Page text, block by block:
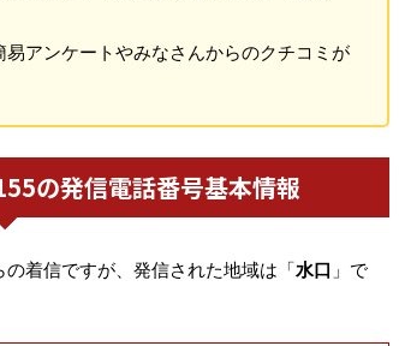
アンケートやみなさんからのクチコミが
の発信電話番号基本情報
の着信ですが、発信された地域は「水口 」で